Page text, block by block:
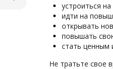
устроиться
идти на
открывать
повышать
стать ценным
Не тратьте свое